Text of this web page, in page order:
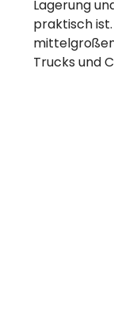
Lagerung
praktisch
Trucks und